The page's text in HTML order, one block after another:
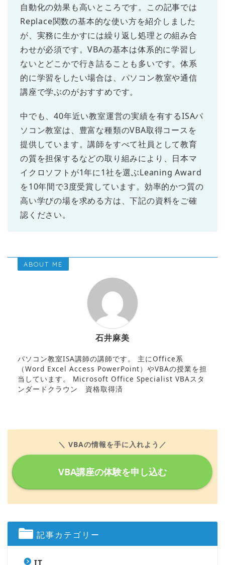
自動化の効果も高いところです。この記事では
Replace関数の基本的な使い方を紹介しました
が、実務に生かすには繰り返し処理との組み合
わせが必須です。VBAの基本は体系的に学習し
ないとどこかで行き詰ることも多いです。体系
的に学習をしたい場合は、パソコン教室や通信
講座で学ぶのがおすすめです。
中でも、40年近い教室運営の実績を有するISAパ
ソコン教室は、豊富な種類のVBA取得コースを
提供しています。講師をすべて社員として教育
の質を担保するなどの取り組みにより、日本マ
イクロソフトが1年に1社を選ぶLeaning Award
を10年間で3度受賞しています。効率的かつ質の
高い学びの場を求める方は、下記の資料をご確
認ください。
ABOUT ME
石井麻美
パソコン教室ISA講師の講師です。 主にOffice系
（Word Excel Access PowerPoint）やVBAの授業を担
当しています。 Microsoft Office Specialist VBAスタ
ンダードクラウン 資格取得済
＼ VBAの情報を手に入れよう／
VBA講座の体験を申し込む
記事カテゴリー
IT